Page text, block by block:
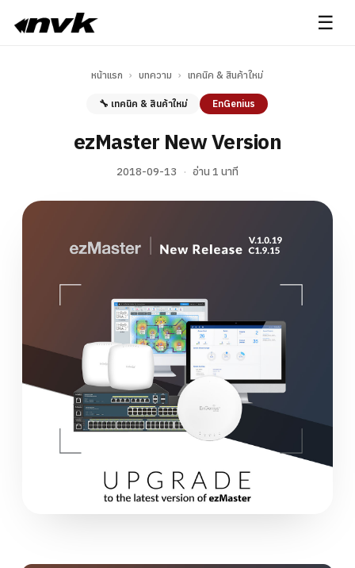
☰
หน้าแรก › บทความ › เทคนิค & สินค้าใหม่
🔧 เทคนิค & สินค้าใหม่ EnGenius
ezMaster New Version
2018-09-13 · อ่าน 1 นาที